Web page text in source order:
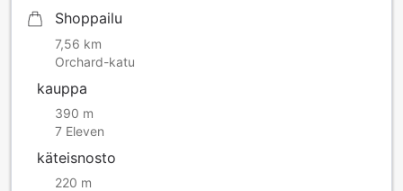
Shoppailu
7,56 km
Orchard-katu
kauppa
390 m
7 Eleven
käteisnosto
220 m